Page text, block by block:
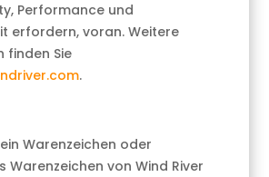
Performance und
erfordern, voran. Weitere
finden Sie
.
Warenzeichen oder
Warenzeichen von Wind River